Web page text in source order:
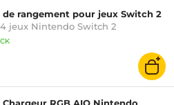
rangement pour jeux Switch 2
jeux Nintendo Switch 2